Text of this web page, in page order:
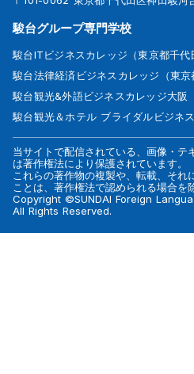
駿台グループ専門学校
駿台ITビジネスカレッジ（東京都千代
駿台法律経済ビジネスカレッジ（東京
駿台観光&外語ビジネスカレッジ大阪
駿台観光＆ホテル ブライダルビジネ
当サイトで配信されている、画像・テ
は著作権法により保護されています。
これらの著作物の複製や、転載、それ
ことは、著作権法で認められる場合を
Copyright ©SUNDAI Foreign
All Rights Reserved.